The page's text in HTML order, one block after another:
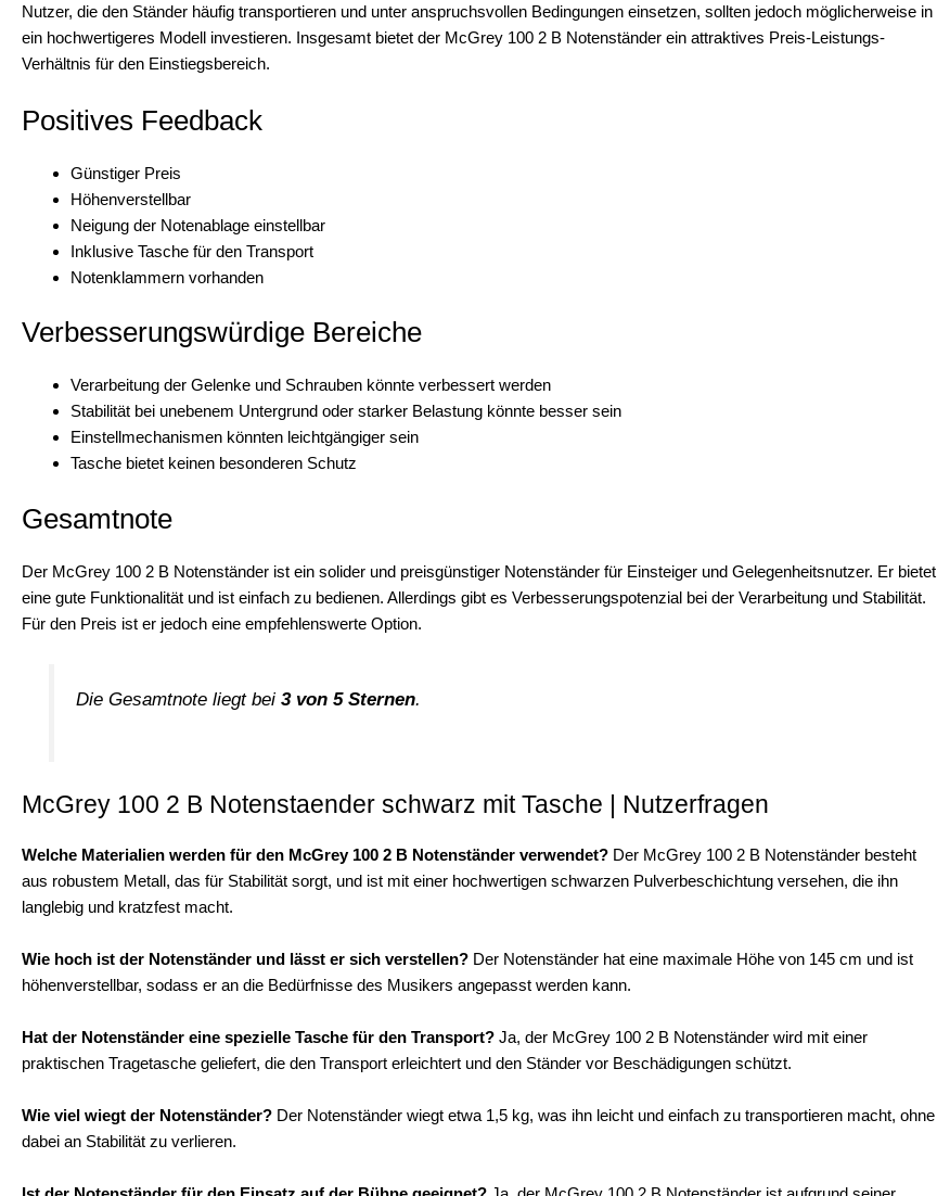
Nutzer, die den Ständer häufig transportieren und unter anspruchsvollen Bedingungen einsetzen, sollten jedoch möglicherweise in
ein hochwertigeres Modell investieren. Insgesamt bietet der McGrey 100 2 B Notenständer ein attraktives Preis-Leistungs-
Verhältnis für den Einstiegsbereich.
Positives Feedback
Günstiger Preis
Höhenverstellbar
Neigung der Notenablage einstellbar
Inklusive Tasche für den Transport
Notenklammern vorhanden
Verbesserungswürdige Bereiche
Verarbeitung der Gelenke und Schrauben könnte verbessert werden
Stabilität bei unebenem Untergrund oder starker Belastung könnte besser sein
Einstellmechanismen könnten leichtgängiger sein
Tasche bietet keinen besonderen Schutz
Gesamtnote
Der McGrey 100 2 B Notenständer ist ein solider und preisgünstiger Notenständer für Einsteiger und Gelegenheitsnutzer. Er bietet
eine gute Funktionalität und ist einfach zu bedienen. Allerdings gibt es Verbesserungspotenzial bei der Verarbeitung und Stabilität.
Für den Preis ist er jedoch eine empfehlenswerte Option.
Die Gesamtnote liegt bei 3 von 5 Sternen.
McGrey 100 2 B Notenstaender schwarz mit Tasche | Nutzerfragen
Welche Materialien werden für den McGrey 100 2 B Notenständer verwendet? Der McGrey 100 2 B Notenständer besteht
aus robustem Metall, das für Stabilität sorgt, und ist mit einer hochwertigen schwarzen Pulverbeschichtung versehen, die ihn
langlebig und kratzfest macht.
Wie hoch ist der Notenständer und lässt er sich verstellen? Der Notenständer hat eine maximale Höhe von 145 cm und ist
höhenverstellbar, sodass er an die Bedürfnisse des Musikers angepasst werden kann.
Hat der Notenständer eine spezielle Tasche für den Transport? Ja, der McGrey 100 2 B Notenständer wird mit einer
praktischen Tragetasche geliefert, die den Transport erleichtert und den Ständer vor Beschädigungen schützt.
Wie viel wiegt der Notenständer? Der Notenständer wiegt etwa 1,5 kg, was ihn leicht und einfach zu transportieren macht, ohne
dabei an Stabilität zu verlieren.